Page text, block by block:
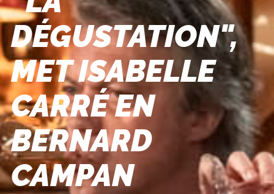
DÉGUSTATION",
MET ISABELLE
CARRÉ EN
BERNARD
CAMPAN